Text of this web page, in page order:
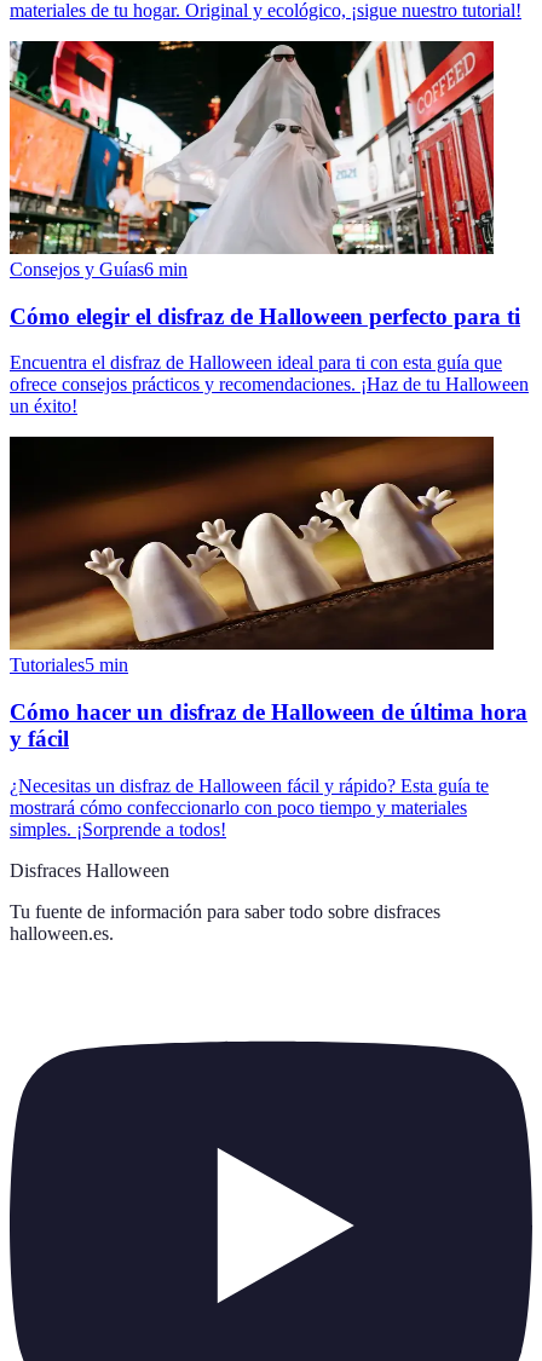
materiales de tu hogar. Original y ecológico, ¡sigue nuestro tutorial!
Consejos y Guías6 min
Cómo elegir el disfraz de Halloween perfecto para ti
Encuentra el disfraz de Halloween ideal para ti con esta guía que
ofrece consejos prácticos y recomendaciones. ¡Haz de tu Halloween
un éxito!
Tutoriales5 min
Cómo hacer un disfraz de Halloween de última hora
y fácil
¿Necesitas un disfraz de Halloween fácil y rápido? Esta guía te
mostrará cómo confeccionarlo con poco tiempo y materiales
simples. ¡Sorprende a todos!
Disfraces Halloween
Tu fuente de información para saber todo sobre disfraces
halloween.es.